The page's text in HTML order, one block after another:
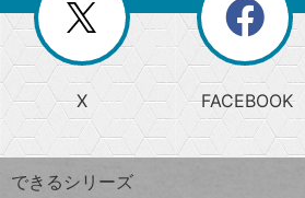
じ
る
search
検
索
上
昇
ワ
ー
閉
じ
る
ー
か
ら
探
す
X FACEBOOK
できるシリーズ